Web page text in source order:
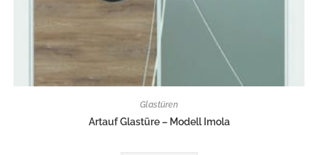
Glastüren
Artauf Glastüre – Modell Imola